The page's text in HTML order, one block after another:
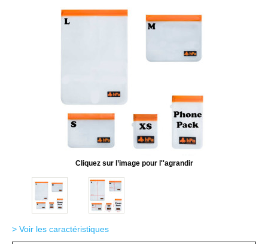
Cliquez sur l’image pour l''agrandir
> Voir les caractéristiques